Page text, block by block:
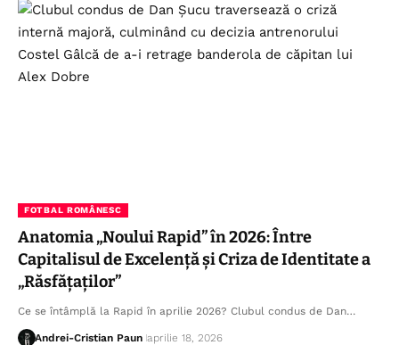
FOTBAL ROMÂNESC
Anatomia „Noului Rapid” în 2026: Între
Capitalisul de Excelență și Criza de Identitate a
„Răsfățaților”
Ce se întâmplă la Rapid în aprilie 2026? Clubul condus de Dan…
Andrei-Cristian Paun aprilie 18, 2026